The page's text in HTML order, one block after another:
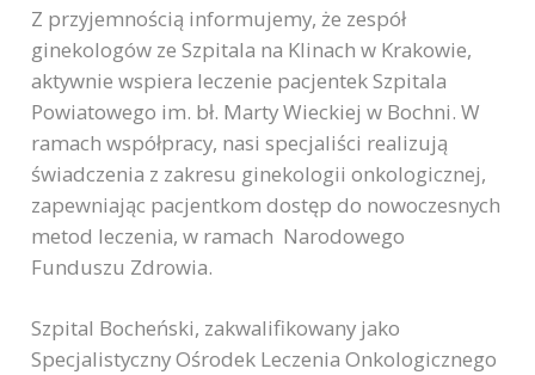
Z przyjemnością informujemy, że zespół
ginekologów ze Szpitala na Klinach w Krakowie,
aktywnie wspiera leczenie pacjentek Szpitala
Powiatowego im. bł. Marty Wieckiej w Bochni. W
ramach współpracy, nasi specjaliści realizują
świadczenia z zakresu ginekologii onkologicznej,
zapewniając pacjentkom dostęp do nowoczesnych
metod leczenia, w ramach Narodowego
Funduszu Zdrowia.
Szpital Bocheński, zakwalifikowany jako
Specjalistyczny Ośrodek Leczenia Onkologicznego